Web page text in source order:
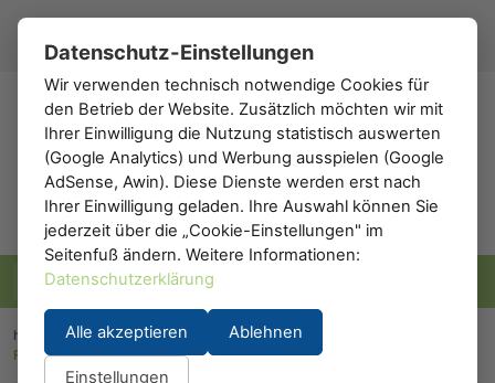
h0 .de
h0.eu Gebäude / Wohnhäuser
/
Faller 191727: Hauptpostamt "Bad Liebenstein"
Datenschutz-Einstellungen
Wir verwenden technisch notwendige Cookies für
den Betrieb der Website. Zusätzlich möchten wir mit
Ihrer Einwilligung die Nutzung statistisch auswerten
(Google Analytics) und Werbung ausspielen (Google
AdSense, Awin). Diese Dienste werden erst nach
Ihrer Einwilligung geladen. Ihre Auswahl können Sie
jederzeit über die „Cookie-Einstellungen" im
Seitenfuß ändern. Weitere Informationen:
Datenschutzerklärung
Alle akzeptieren Ablehnen
Einstellungen